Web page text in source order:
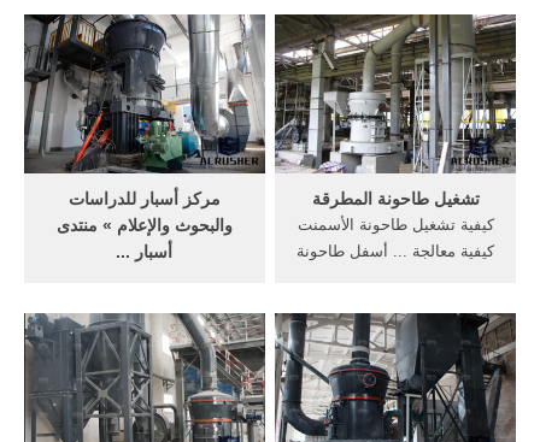
KSA ton/hr Feed Mill ...
تكاليف المنشاه الفصل الاول
مفاهيم للبيئة ...
مركز أسبار للدراسات
والبحوث والإعلام » منتدى
أسبار ...
بخاتم الخطوبة الذهبي، لكن
بالنسبة للسيدة ...
تشغيل طاحونة المطرقة
كيفية تشغيل طاحونة الأسمنت
كيفية معالجة ... أسفل طاحونة